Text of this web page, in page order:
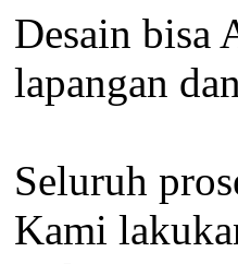
Desain bisa
lapangan
Seluruh
Kami